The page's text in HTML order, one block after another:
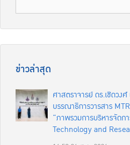
ข่าวล่าสุด
ศาสตราจารย์ ดร.เชิดวง
บรรณาธิการวารสาร
“ภาพรวมการบริหารจัดก
Technology and